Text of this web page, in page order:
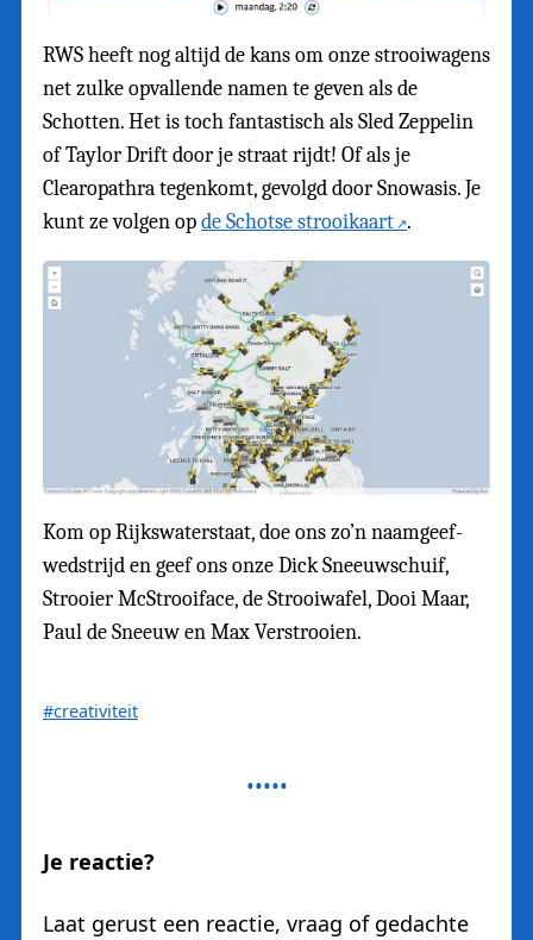
RWS heeft nog altijd de kans om onze strooiwagens
net zulke opvallende namen te geven als de
Schotten. Het is toch fantastisch als Sled Zeppelin
of Taylor Drift door je straat rijdt! Of als je
Clearopathra tegenkomt, gevolgd door Snowasis. Je
kunt ze volgen opde Schotse strooikaart .
Kom op Rijkswaterstaat, doe ons zo’n naamgeef-
wedstrijd en geef ons onze Dick Sneeuwschuif,
Strooier McStrooiface, de Strooiwafel, Dooi Maar,
Paul de Sneeuw en Max Verstrooien.
#creativiteit
Je reactie?
Laat gerust een reactie, vraag of gedachte